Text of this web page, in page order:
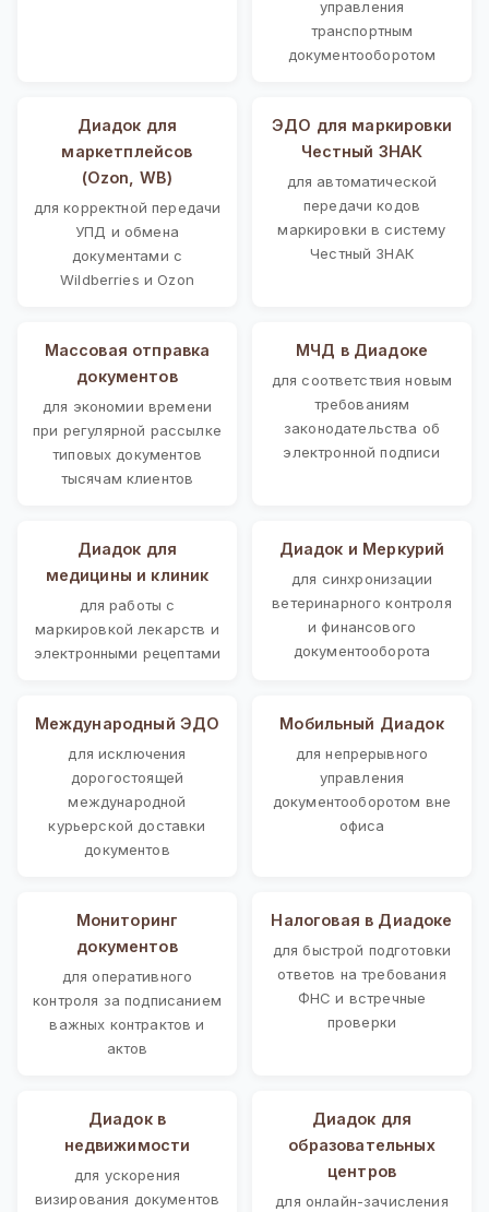
управления
транспортным
документооборотом
Диадок для
маркетплейсов
(Ozon, WB)
для корректной передачи
УПД и обмена
документами с
Wildberries и Ozon
ЭДО для маркировки
Честный ЗНАК
для автоматической
передачи кодов
маркировки в систему
Честный ЗНАК
Массовая отправка
документов
для экономии времени
при регулярной рассылке
типовых документов
тысячам клиентов
МЧД в Диадоке
для соответствия новым
требованиям
законодательства об
электронной подписи
Диадок для
медицины и клиник
для работы с
маркировкой лекарств и
электронными рецептами
Диадок и Меркурий
для синхронизации
ветеринарного контроля
и финансового
документооборота
Международный ЭДО
для исключения
дорогостоящей
международной
курьерской доставки
документов
Мобильный Диадок
для непрерывного
управления
документооборотом вне
офиса
Мониторинг
документов
для оперативного
контроля за подписанием
важных контрактов и
актов
Налоговая в Диадоке
для быстрой подготовки
ответов на требования
ФНС и встречные
проверки
Диадок в
недвижимости
для ускорения
визирования документов
Диадок для
образовательных
центров
для онлайн-зачисления